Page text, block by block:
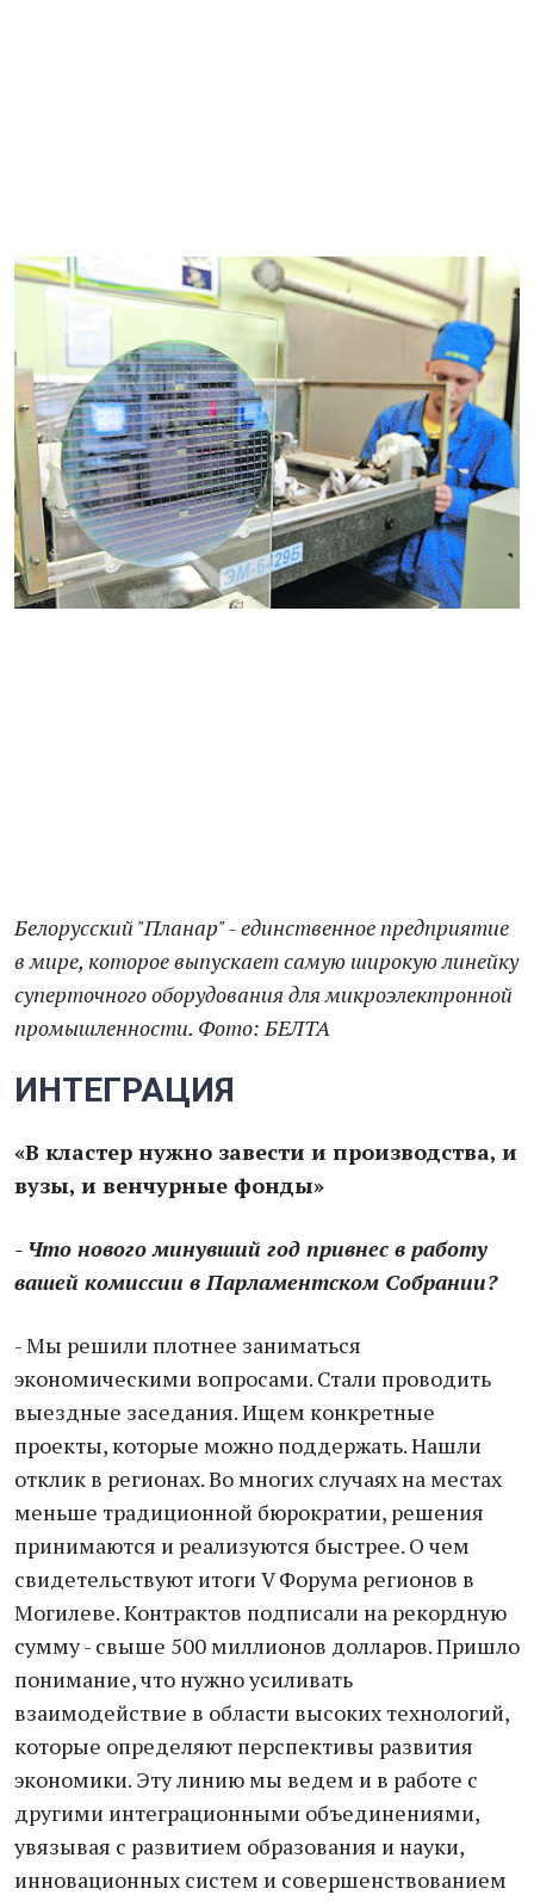
Белорусский "Планар" - единственное предприятие
в мире, которое выпускает самую широкую линейку
суперточного оборудования для микроэлектронной
промышленности. Фото: БЕЛТА
ИНТЕГРАЦИЯ
«В кластер нужно завести и производства, и
вузы, и венчурные фонды»
- Что нового минувший год привнес в работу
вашей комиссии в Парламентском Собрании?
- Мы решили плотнее заниматься
экономическими вопросами. Стали проводить
выездные заседания. Ищем конкретные
проекты, которые можно поддержать. Нашли
отклик в регионах. Во многих случаях на местах
меньше традиционной бюрократии, решения
принимаются и реализуются быстрее. О чем
свидетельствуют итоги V Форума регионов в
Могилеве. Контрактов подписали на рекордную
сумму - свыше 500 миллионов долларов. Пришло
понимание, что нужно усиливать
взаимодействие в области высоких технологий,
которые определяют перспективы развития
экономики. Эту линию мы ведем и в работе с
другими интеграционными объединениями,
увязывая с развитием образования и науки,
инновационных систем и совершенствованием